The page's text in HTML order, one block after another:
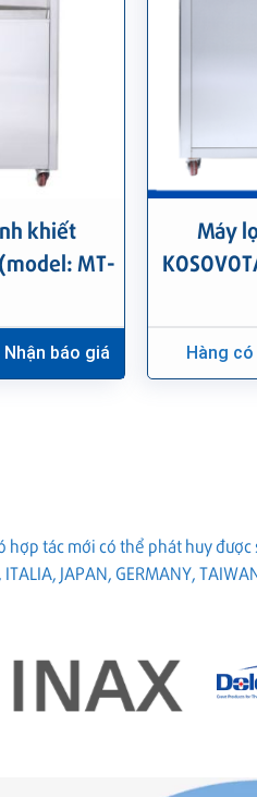
khiết
MT-
Nhận báo giá
Máy
Hàng
hợp tác mới có thể phát huy
JAPAN, GERMANY,